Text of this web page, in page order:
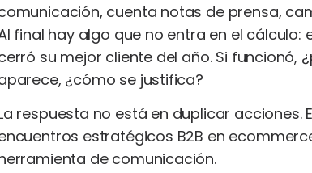
cuenta notas de prensa,
final hay algo que no entra en el cálculo:
su mejor cliente del año. Si funcionó,
¿cómo se justifica?
respuesta no está en duplicar acciones.
estratégicos B2B en
de comunicación.